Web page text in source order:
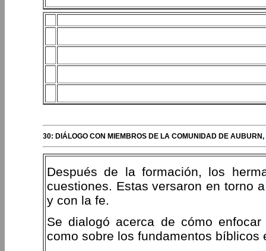
30: DIÁLOGO CON MIEMBROS DE LA COMUNIDAD DE
Después de la formación, los
cuestiones. Estas versaron en torno
y con la fe.
Se dialogó acerca de cómo
como sobre los fundamentos